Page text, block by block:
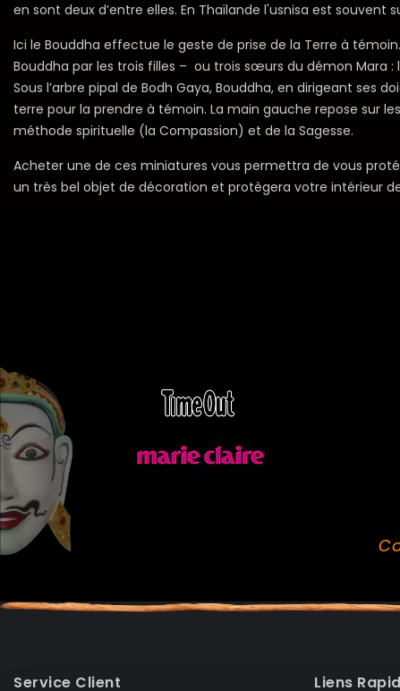
en sont deux d’entre elles. En Thaïlande l'usnisa est
Ici le Bouddha effectue le geste de prise de la Terre à
Bouddha par les trois filles – ou trois sœurs du démon Mara
Sous l’arbre pipal de Bodh Gaya, Bouddha, en dirigeant
terre pour la prendre à témoin. La main gauche repose sur
méthode spirituelle (la Compassion) et de la Sagesse.
Acheter une de ces miniatures vous permettra de vous
un très bel objet de décoration et protègera votre intérieur
Service Client Liens